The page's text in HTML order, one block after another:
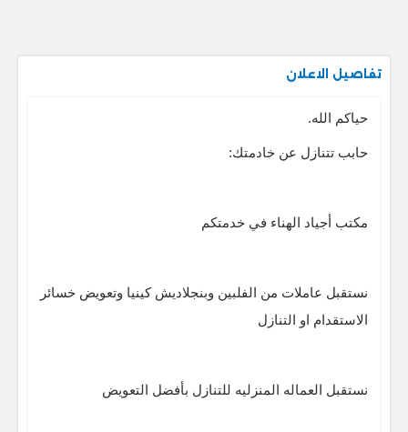
تفاصيل الاعلان
حياكم الله.
حابب تتنازل عن خادمتك:
مكتب أجياد الهناء في خدمتكم
نستقبل عاملات من الفلبين وبنجلاديش كينيا وتعويض خسائر
الاستقدام او التنازل
نستقبل العماله المنزليه للتنازل بأفضل التعويض